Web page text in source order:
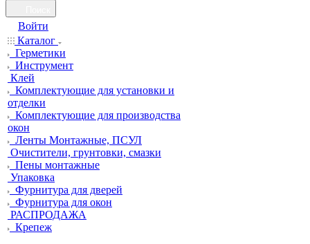
Войти
Каталог
Герметики
Инструмент
Клей
Комплектующие для установки и
отделки
Комплектующие для производства
окон
Ленты Монтажные, ПСУЛ
Очистители, грунтовки, смазки
Пены монтажные
Упаковка
Фурнитура для дверей
Фурнитура для окон
РАСПРОДАЖА
Крепеж